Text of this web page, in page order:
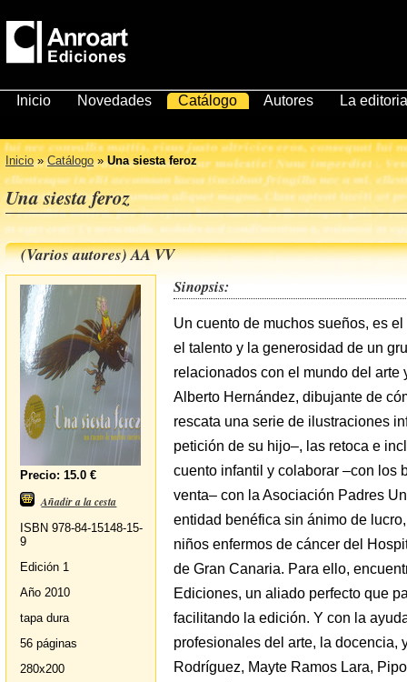
Inicio Novedades Catálogo Autores La
Inicio»Catálogo»Una siesta feroz
Una siesta feroz
(Varios autores) AA VV
Precio: 15.0 €
Añadir a la cesta
ISBN 978-84-15148-15-
9
Edición 1
Año 2010
tapa dura
56 páginas
280x200
Sinopsis:
Un cuento de muchos sueños, es
el talento y la generosidad de un
relacionados con el mundo del arte
Alberto Hernández, dibujante de
rescata una serie de ilustraciones
petición de su hijo–, las retoca e
cuento infantil y colaborar –con los
venta– con la Asociación Padres
entidad benéfica sin ánimo de
niños enfermos de cáncer del
de Gran Canaria. Para ello,
Ediciones, un aliado perfecto que
facilitando la edición. Y con la
profesionales del arte, la docencia,
Rodríguez, Mayte Ramos Lara,